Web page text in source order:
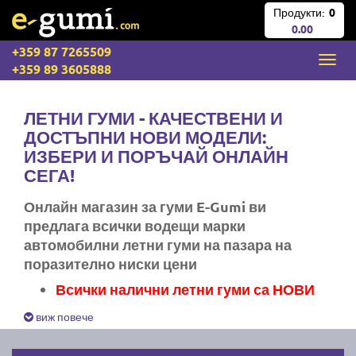
Продукти: 0
0.00
+359 87 7265509
+359 89 3605888
ЛЕТНИ ГУМИ - КАЧЕСТВЕНИ И
ДОСТЪПНИ НОВИ МОДЕЛИ:
ИЗБЕРИ И ПОРЪЧАЙ ОНЛАЙН
СЕГА!
Онлайн магазин за гуми E-Gumi ви
предлага всички водещи марки
автомобилни летни гуми на пазара на
поразително ниски цени
Всички налични летни гуми са НОВИ
Експресна доставка за цяла България
Ние не изпращаме стари гуми
виж повече